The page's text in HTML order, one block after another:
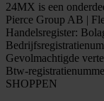
24MX is een
Pierce Group AB |
Handelsregister:
Gevolmachtigde
Btw-
SHOPPEN